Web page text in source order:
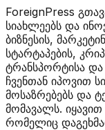
ForeignPress
სიახლეებს და
ბიზნესის,
სტარტაპების,
ტრანსპორტისა
ჩვენთან იპოვით
მოსაზრებებს და
მომავალს.
რომელიც